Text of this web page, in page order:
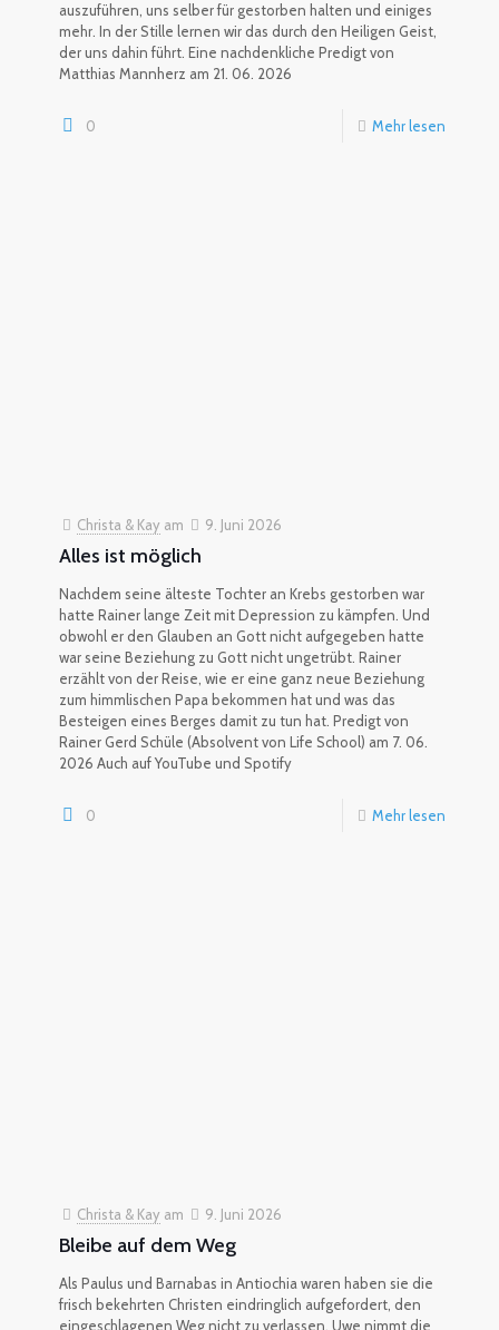
auszuführen, uns selber für gestorben halten und einiges
mehr. In der Stille lernen wir das durch den Heiligen Geist,
der uns dahin führt. Eine nachdenkliche Predigt von
Matthias Mannherz am 21. 06. 2026
0 Mehr lesen
Christa & Kay am 9. Juni 2026
Alles ist möglich
Nachdem seine älteste Tochter an Krebs gestorben war
hatte Rainer lange Zeit mit Depression zu kämpfen. Und
obwohl er den Glauben an Gott nicht aufgegeben hatte
war seine Beziehung zu Gott nicht ungetrübt. Rainer
erzählt von der Reise, wie er eine ganz neue Beziehung
zum himmlischen Papa bekommen hat und was das
Besteigen eines Berges damit zu tun hat. Predigt von
Rainer Gerd Schüle (Absolvent von Life School) am 7. 06.
2026 Auch auf YouTube und Spotify
0 Mehr lesen
Christa & Kay am 9. Juni 2026
Bleibe auf dem Weg
Als Paulus und Barnabas in Antiochia waren haben sie die
frisch bekehrten Christen eindringlich aufgefordert, den
eingeschlagenen Weg nicht zu verlassen. Uwe nimmt die